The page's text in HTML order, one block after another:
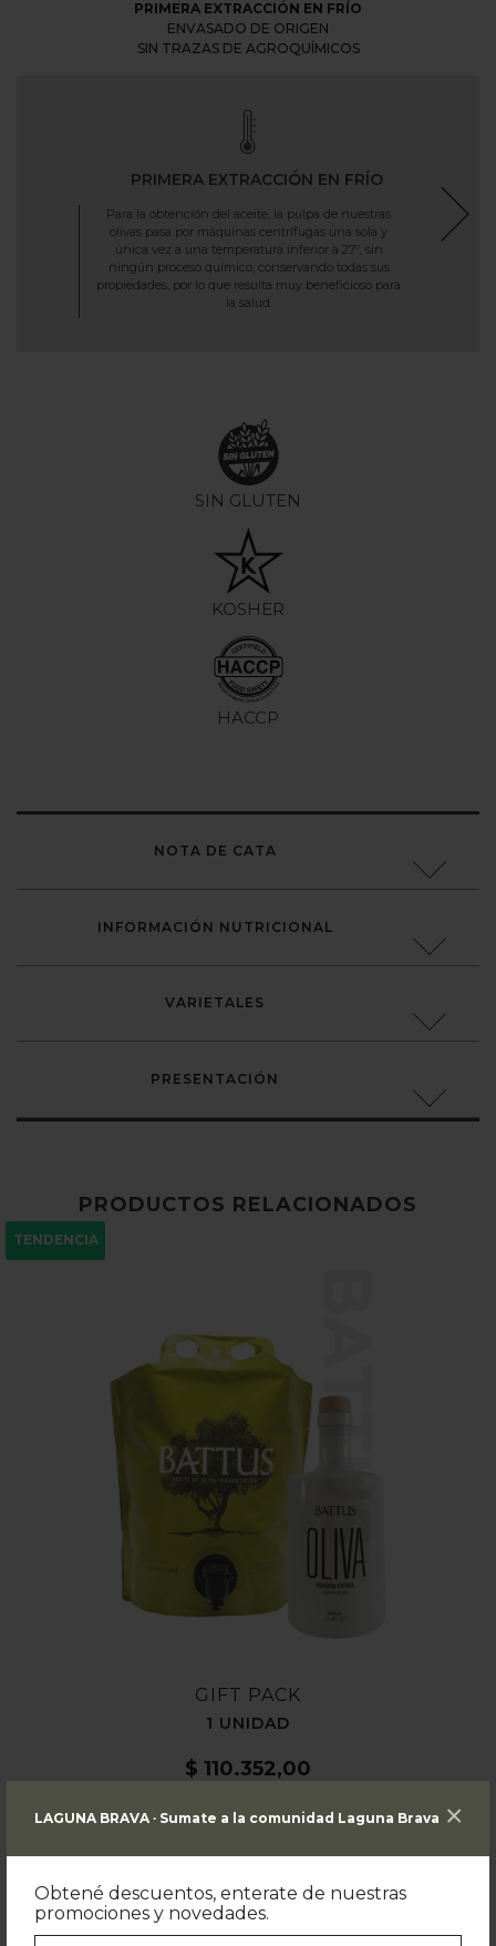
LAGUNA BRAVA ∙ Sumate a la comunidad Laguna Brava
Obtené descuentos, enterate de nuestras
promociones y novedades.
×
PRIMERA EXTRACCIÓN EN FRÍO
ENVASADO DE ORIGEN
SIN TRAZAS DE AGROQUÍMICOS
PRIMERA EXTRACCIÓN EN FRÍO
Para la obtención del aceite, la pulpa de nuestras
olivas pasa por máquinas centrífugas una sola y
única vez a una temperatura inferior a 27º, sin
ningún proceso químico, conservando todas sus
propiedades, por lo que resulta muy beneficioso para
la salud.
SIN GLUTEN
KOSHER
HACCP
NOTA DE CATA
INFORMACIÓN NUTRICIONAL
VARIETALES
PRESENTACIÓN
PRODUCTOS RELACIONADOS
BATTUS
TENDENCIA
GIFT PACK
1 UNIDAD
$ 110.352,00
AÑADIR AL CARRITO